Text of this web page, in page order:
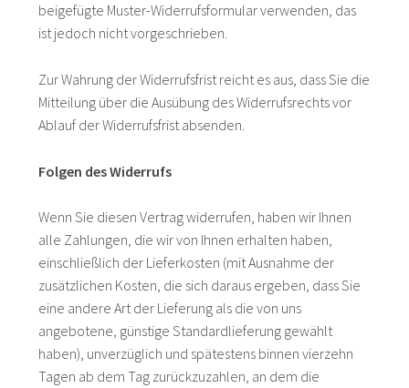
beigefügte Muster-Widerrufsformular verwenden, das
ist jedoch nicht vorgeschrieben.
Zur Wahrung der Widerrufsfrist reicht es aus, dass Sie die
Mitteilung über die Ausübung des Widerrufsrechts vor
Ablauf der Widerrufsfrist absenden.
Folgen des Widerrufs
Wenn Sie diesen Vertrag widerrufen, haben wir Ihnen
alle Zahlungen, die wir von Ihnen erhalten haben,
einschließlich der Lieferkosten (mit Ausnahme der
zusätzlichen Kosten, die sich daraus ergeben, dass Sie
eine andere Art der Lieferung als die von uns
angebotene, günstige Standardlieferung gewählt
haben), unverzüglich und spätestens binnen vierzehn
Tagen ab dem Tag zurückzuzahlen, an dem die